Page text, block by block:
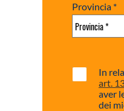
Provincia *
In
art.
aver
dei